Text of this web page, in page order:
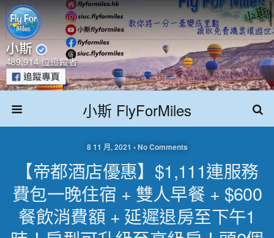
小斯 FlyForMiles
8 11 月, 2021 • No Comments
【帝都酒店優惠】$1,111連服務
費包一晚住宿 + 雙人早餐 + $600
餐飲消費額 + 延遲退房至下午1